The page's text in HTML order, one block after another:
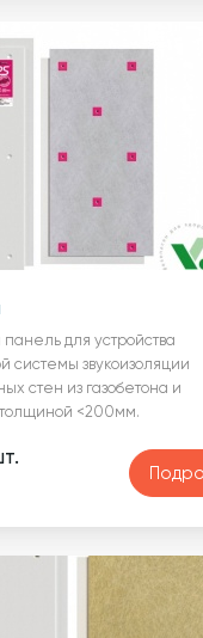
панель для устройства
системы звукоизоляции
стен из газобетона и
<200мм.